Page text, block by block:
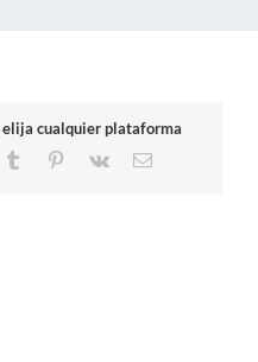
cualquier plataforma
Tumblr Pinterest
Vk
Correo